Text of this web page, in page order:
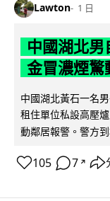
Lawton 1 日
中國湖北男
金冒濃煙驚
中國湖北黃石一名
租住單位私設高壓
動鄰居報警。警方
105 7 ↗